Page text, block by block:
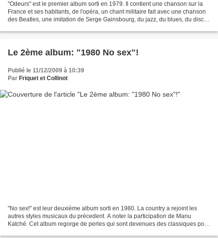
"Odeurs" est le premier album sorti en 1979. Il contient une chanson sur la
France et ses habitants, de l'opéra, un chant militaire fait avec une chanson
des Beatles, une imitation de Serge Gainsbourg, du jazz, du blues, du disco,
Le 2ème album: "1980 No sex"!
Publié le 11/12/2009 à 10:39
Par Friquet et Collinot
"No sex!" est leur deuxième album sorti en 1980. La country a rejoint les
autres styles musicaux du précedent. A noter la participation de Manu
Katché. Cet album regorge de perles qui sont devenues des classiques pour